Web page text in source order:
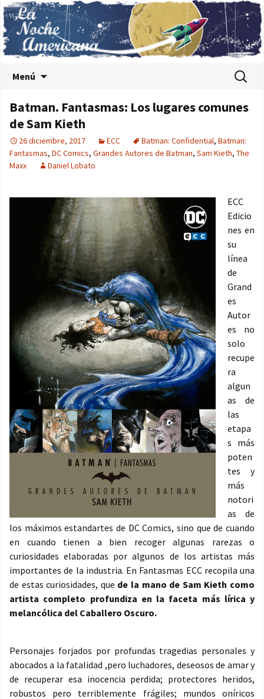
Menú Buscar:
Batman. Fantasmas: Los lugares comunes
de Sam Kieth
26 diciembre, 2017 ECC Batman: Confidential, Batman:
Fantasmas, DC Comics, Grandes Autores de Batman, Sam Kieth, The
Maxx
Daniel Lobato
ECC
Edicio
nes en
su
línea
de
Grand
es
Autor
es no
solo
recupe
ra
algun
as de
las
etapa
s más
poten
tes y
más
notori
as de
los máximos estandartes de DC Comics, sino que de cuando
en cuando tienen a bien recoger algunas rarezas o
curiosidades elaboradas por algunos de los artistas más
importantes de la industria. En Fantasmas ECC recopila una
de estas curiosidades, que de la mano de Sam Kieth como
artista completo profundiza en la faceta más lírica y
melancólica del Caballero Oscuro.
Personajes forjados por profundas tragedias personales y
abocados a la fatalidad ,pero luchadores, deseosos de amar y
de recuperar esa inocencia perdida; protectores heridos,
robustos pero terriblemente frágiles; mundos oníricos